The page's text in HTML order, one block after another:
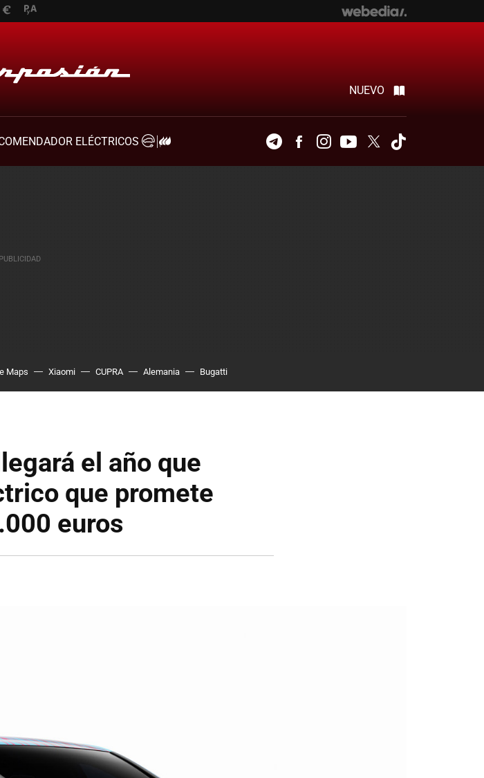
NUEVO
ELÉCTRICOS
TelegramFacebookInstagramYoutubeTwitter
Maps Xiaomi CUPRA Alemania Bugatti
el año que
que promete
euros